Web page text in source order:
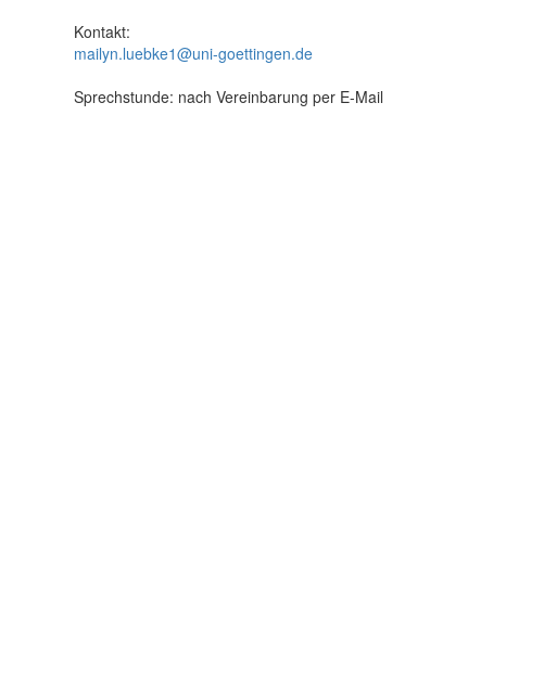
Kontakt:
mailyn.luebke1@uni-goettingen.de
Sprechstunde: nach Vereinbarung per E-Mail